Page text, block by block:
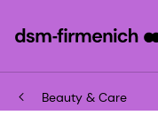
Beauty & Care